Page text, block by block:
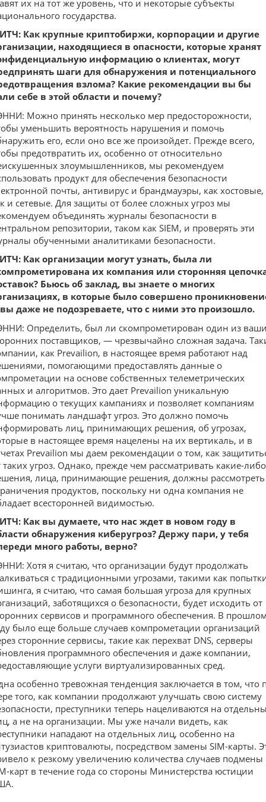
их на тот же уровень, что и некоторые субъекты
государства.
Как крупные криптобиржи, корпорации и другие
находящиеся в опасности, которые хранят
информацию о клиентах, могут
шаги для обнаружения и потенциального
взлома? Какие рекомендации вы бы
себе в этой области и почему?
Можно принять несколько мер предосторожности,
уменьшить вероятность нарушения и помочь
его, если оно все же произойдет. Прежде всего,
предотвратить их, особенно от относительно
злоумышленников, мы рекомендуем
продукт для обеспечения безопасности
почты, антивирус и брандмауэры, как хостовые,
и сетевые. Для защиты от более сложных угроз мы
объединять журналы безопасности в
репозитории, таком как SIEM, и проверять эти
обученными аналитиками безопасности.
Как организации могут узнать, была ли
их компания или сторонняя
Бьюсь об заклад, вы знаете о многих
в которые было совершено
даже не подозреваете, что с ними это произошло.
Определить, был ли скомпрометирован один из
поставщиков, — чрезвычайно сложная задача.
как Prevailion, в настоящее время работают над
помогающими предоставлять данные о
на основе собственных телеметрических
и алгоритмов. Это дает Prevailion уникальную
о текущих кампаниях и позволяет компаниям
понимать ландшафт угроз. Это должно помочь
лиц, принимающих решения, об угрозах,
в настоящее время нацелены на их вертикаль, и в
Prevailion мы даем рекомендации о том, как
таких угроз. Однако, прежде чем рассматривать какие-либо
лица, принимающие решения, должны рассмотреть
продуктов, поскольку ни одна компания не
всесторонней видимостью.
Как вы думаете, что нас ждет в новом году в
обнаружения киберугроз? Держу пари, у тебя
много работы, верно?
Хотя я считаю, что организации будут продолжать
с традиционными угрозами, такими как
я считаю, что самая большая угроза для крупных
заботящихся о безопасности, будет исходить от
сервисов и программного обеспечения. В
было еще больше случаев компрометации организаций
сторонние сервисы, такие как перехват DNS, серверы
программного обеспечения и даже компании,
услуги виртуализированных сред.
особенно тревожная тенденция заключается в том, что
того, как компании продолжают улучшать свою систему
преступники теперь нацеливаются на
а не на организации. Мы уже начали видеть, как
нападают на отдельных лиц, особенно на
криптовалюты, посредством замены SIM-карты.
к резкому увеличению количества случаев подмены
карт в течение года со стороны Министерства юстиции